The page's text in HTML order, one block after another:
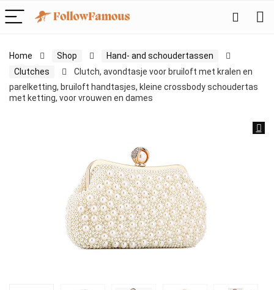
Home Shop
Hand- and schoudertassen
Clutches
Clutch, avondtasje voor bruiloft met kralen en
parelketting, bruiloft handtasjes, kleine crossbody schoudertas
met ketting, voor vrouwen en dames